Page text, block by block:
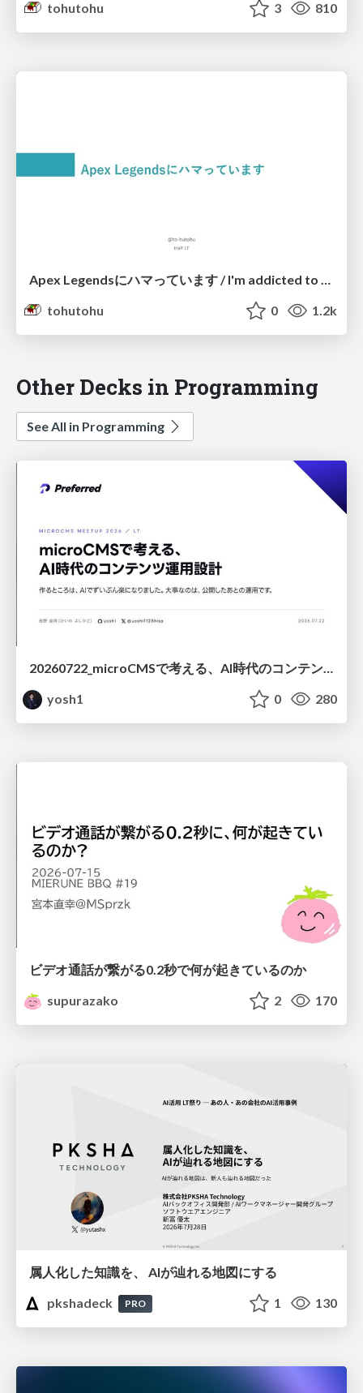
tohutohu
3 810
tohutohu
0 1.2k
Other Decks in Programming
See All in Programming
20260722_microCMSで考える、AI時代のコンテンツ運用設計
yosh1
0 280
ビデオ通話が繋がる0.2秒で何が起きているのか
supurazako
2 170
属人化した知識を、 AIが辿れる地図にする
pkshadeck
PRO 1 130